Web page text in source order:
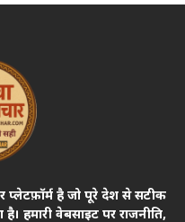
प्लेटफ़ॉर्म है जो पूरे देश से सटीक
हमारी वेबसाइट पर राजनीति,